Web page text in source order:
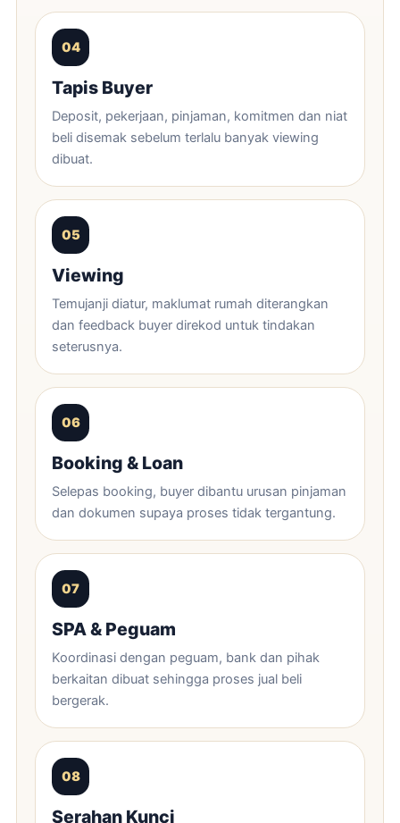
Tapis Buyer
Deposit, pekerjaan, pinjaman, komitmen dan niat
beli disemak sebelum terlalu banyak viewing
dibuat.
Viewing
Temujanji diatur, maklumat rumah diterangkan
dan feedback buyer direkod untuk tindakan
seterusnya.
Booking & Loan
Selepas booking, buyer dibantu urusan pinjaman
dan dokumen supaya proses tidak tergantung.
SPA & Peguam
Koordinasi dengan peguam, bank dan pihak
berkaitan dibuat sehingga proses jual beli
bergerak.
Serahan Kunci